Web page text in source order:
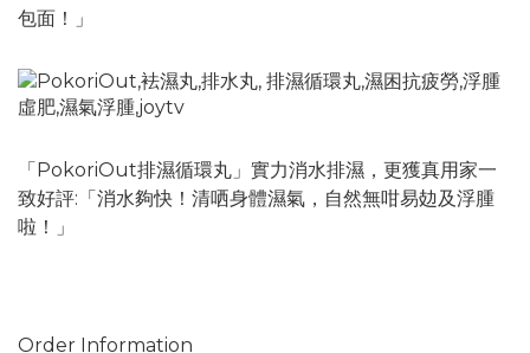
包面！」
「PokoriOut排濕循環丸」實力消水排濕，更獲真用家一
致好評:「消水夠快！清哂身體濕氣，自然無咁易攰及浮腫
啦！」
Order Information